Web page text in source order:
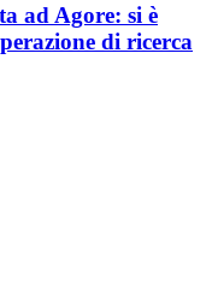
ad Agore: si è
di ricerca